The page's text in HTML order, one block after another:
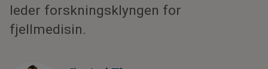
leder forskningsklyngen for
fjellmedisin.